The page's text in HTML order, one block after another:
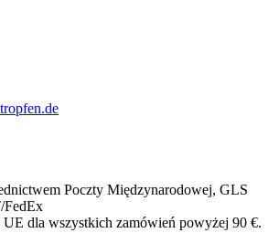
Poczty Międzynarodowej, GLS
FedEx
UE dla wszystkich zamówień powyżej 90 €.